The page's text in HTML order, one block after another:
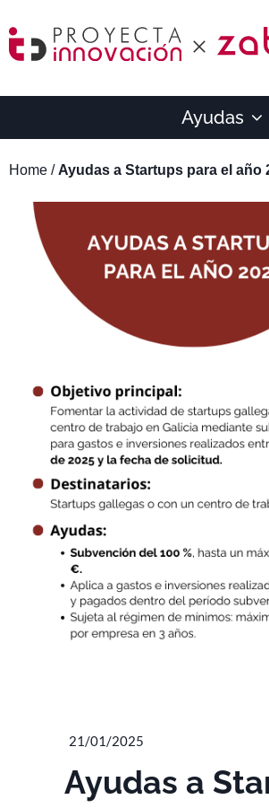
Ayudas
Home / Ayudas a Startups para el año
21/01/2025
Ayudas a